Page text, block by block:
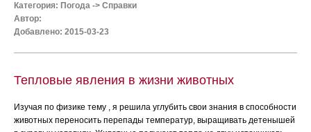
Категория: Погода -> Справки
Автор:
Добавлено: 2015-03-23
Тепловые явления в жизни животных
Изучая по физике тему , я решила углубить свои знания в способности
животных переносить перепады температур, выращивать детенышей